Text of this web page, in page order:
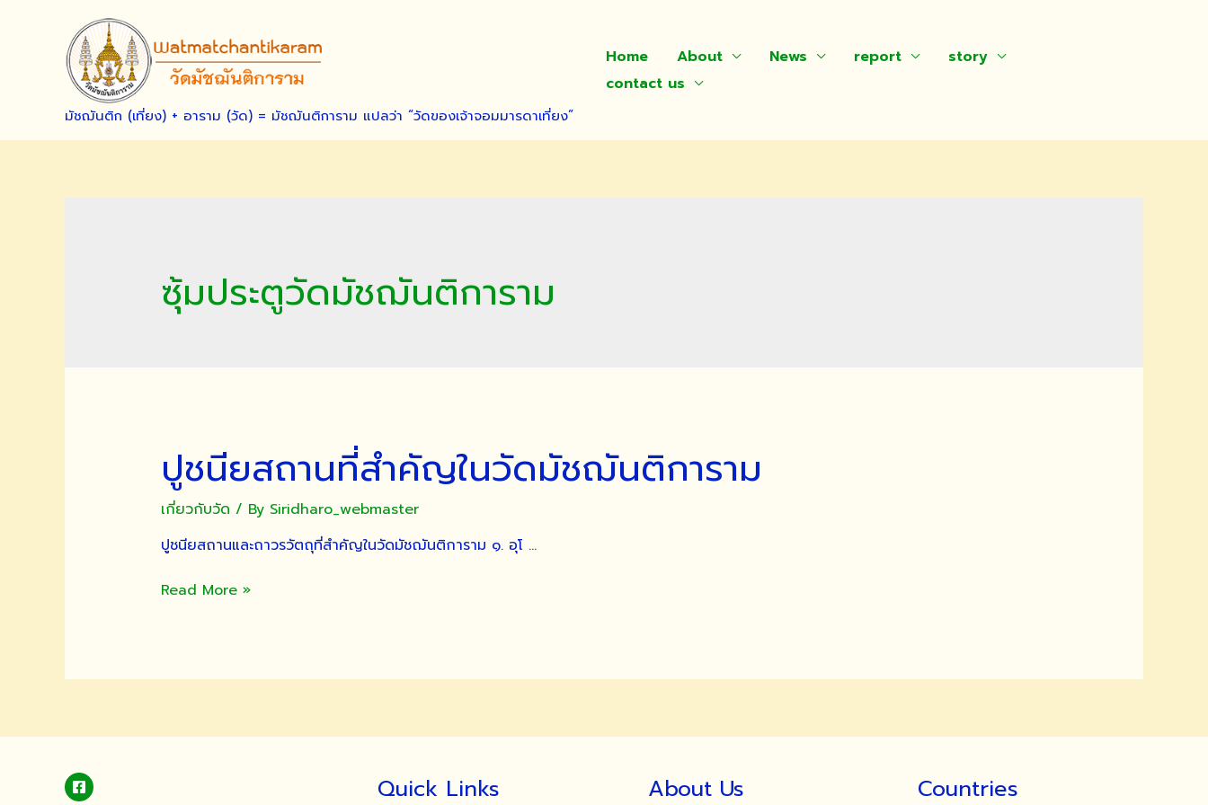
มัชฌันติก (เที่ยง) + อาราม (วัด) = มัชฌันติการาม แปลว่า “วัดของเจ้าจอมมารดาเที่ยง”
Home About News report
story
contact us
ซุ้มประตูวัดมัชฌันติการาม
ปูชนียสถานที่สำคัญในวัดมัชฌันติการาม
เกี่ยวกับวัด / By Siridharo_webmaster
ปูชนียสถานและถาวรวัตถุที่สำคัญในวัดมัชฌันติการาม ๑. อุโ …
ปูชนีย
ใน
Read More »
Quick Links About Us Countries